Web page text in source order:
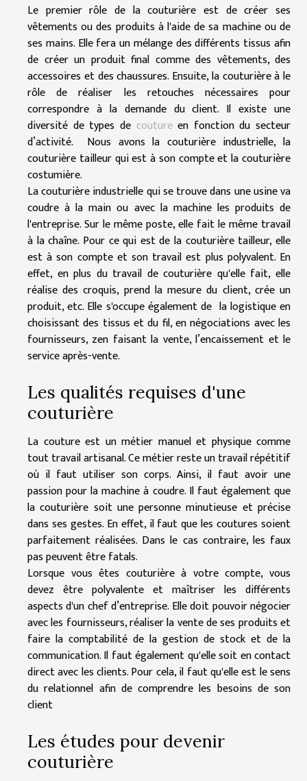
Le premier rôle de la couturière est de créer ses
vêtements ou des produits à l'aide de sa machine ou de
ses mains. Elle fera un mélange des différents tissus afin
de créer un produit final comme des vêtements, des
accessoires et des chaussures. Ensuite, la couturière à le
rôle de réaliser les retouches nécessaires pour
correspondre à la demande du client. Il existe une
diversité de types de coutureen fonction du secteur
d’activité. Nous avons la couturière industrielle, la
couturière tailleur qui est à son compte et la couturière
costumière.
La couturière industrielle qui se trouve dans une usine va
coudre à la main ou avec la machine les produits de
l'entreprise. Sur le même poste, elle fait le même travail
à la chaîne. Pour ce qui est de la couturière tailleur, elle
est à son compte et son travail est plus polyvalent. En
effet, en plus du travail de couturière qu'elle fait, elle
réalise des croquis, prend la mesure du client, crée un
produit, etc. Elle s'occupe également de la logistique en
choisissant des tissus et du fil, en négociations avec les
fournisseurs, zen faisant la vente, l’encaissement et le
service après-vente.
Les qualités requises d'une
couturière
La couture est un métier manuel et physique comme
tout travail artisanal. Ce métier reste un travail répétitif
où il faut utiliser son corps. Ainsi, il faut avoir une
passion pour la machine à coudre. Il faut également que
la couturière soit une personne minutieuse et précise
dans ses gestes. En effet, il faut que les coutures soient
parfaitement réalisées. Dans le cas contraire, les faux
pas peuvent être fatals.
Lorsque vous êtes couturière à votre compte, vous
devez être polyvalente et maîtriser les différents
aspects d'un chef d’entreprise. Elle doit pouvoir négocier
avec les fournisseurs, réaliser la vente de ses produits et
faire la comptabilité de la gestion de stock et de la
communication. Il faut également qu'elle soit en contact
direct avec les clients. Pour cela, il faut qu'elle est le sens
du relationnel afin de comprendre les besoins de son
client
Les études pour devenir
couturière